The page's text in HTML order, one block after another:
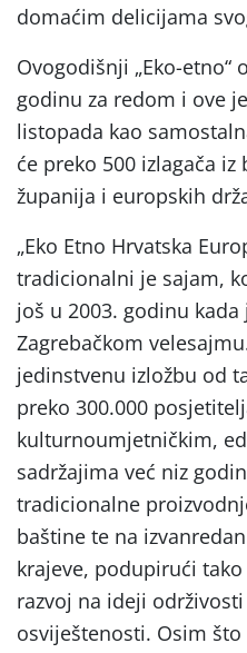
domaćim delicijama
Ovogodišnji „Eko-etno“
godinu za redom i ove
listopada kao
će preko 500 izlagača
županija i europskih
„Eko Etno Hrvatska
tradicionalni je sajam,
još u 2003. godinu
Zagrebačkom
jedinstvenu izložbu od
preko 300.000
kulturnoumjetničkim,
sadržajima već niz
tradicionalne
baštine te na
krajeve, podupirući
razvoj na ideji
osviještenosti. Osim